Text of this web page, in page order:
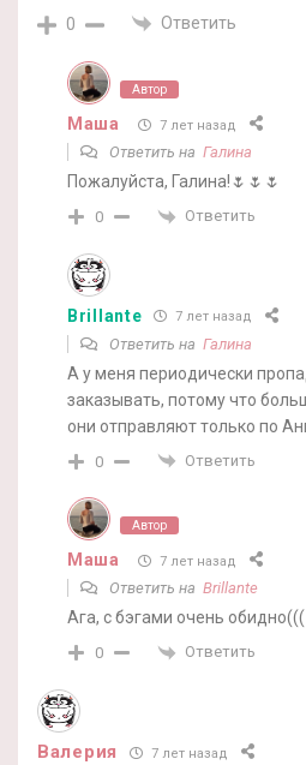
0 Ответить
Автор
Маша 7 лет назад
Ответить на Галина
Пожалуйста, Галина!🌷🌷🌷
0 Ответить
Brillante 7 лет назад
Ответить на Галина
А у меня периодически
заказывать, потому что
они отправляют только по
0 Ответить
Автор
Маша 7 лет назад
Ответить на Brillante
Ага, с бэгами очень обидно(((
0 Ответить
Валерия 7 лет назад